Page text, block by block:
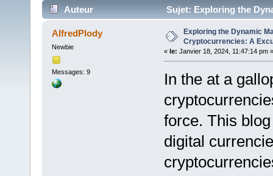
Auteur
Sujet: Exploring the
(Lu 155 fois)
AlfredPlody
Newbie
Messages: 9
Exploring the Dynamic
Cryptocurrencies: A
« le: Janvier 18, 2024, 11:47:14 pm »
In the at a
force. This
digital